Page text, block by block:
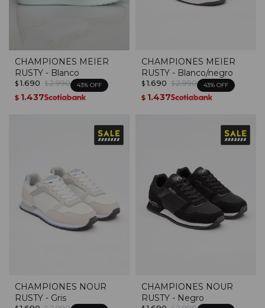
CHAMPIONES MEIER
RUSTY - Blanco
$ 1.690 $ 2.990 43
$ 1.437
CHAMPIONES MEIER
RUSTY - Blanco/negro
$ 1.690 $ 2.990 43
$ 1.437
CHAMPIONES NOUR
RUSTY - Gris
CHAMPIONES NOUR
RUSTY - Negro